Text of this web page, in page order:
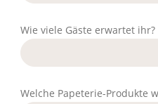
Wie viele Gäste erwartet ihr?
Welche Papeterie-Produkte